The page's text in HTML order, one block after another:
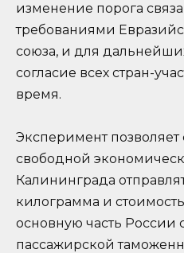
изменение порога
требованиями
союза, и для
согласие всех стран-
время.
Эксперимент
свободной
Калининграда
килограмма и
основную часть
пассажирской